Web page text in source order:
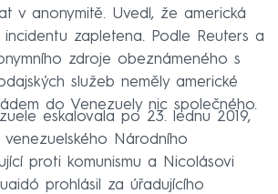
v anonymitě. Uvedl, že americká
zapletena. Podle Reuters a
zdroje obeznámeného s
služeb neměly americké
do Venezuely nic společného.
eskalovala po 23. lednu 2019,
Národního
proti komunismu a Nicolásovi
prohlásil za úřadujícího